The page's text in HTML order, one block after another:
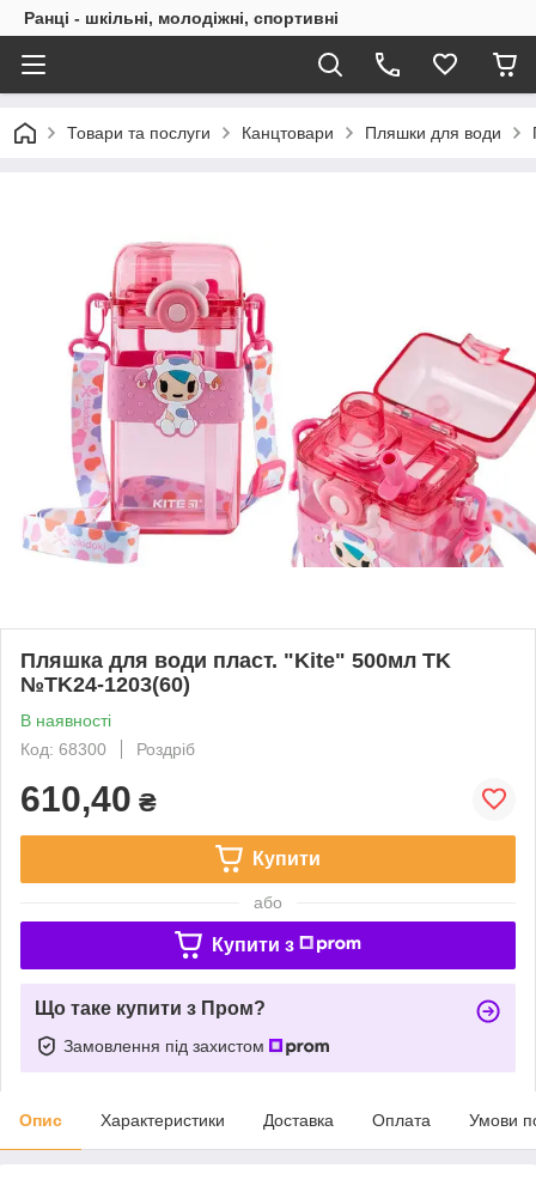
Ранці - шкільні, молодіжні, спортивні
Товари та послуги Канцтовари Пляшки для води
Пляшка для води пласт. "Kite" 500мл TK
№TK24-1203(60)
В наявності
Код: 68300
Роздріб
610,40 ₴
Купити
або
Купити з
Що таке купити з Пром?
Замовлення під захистом
Опис Характеристики Доставка Оплата Умови